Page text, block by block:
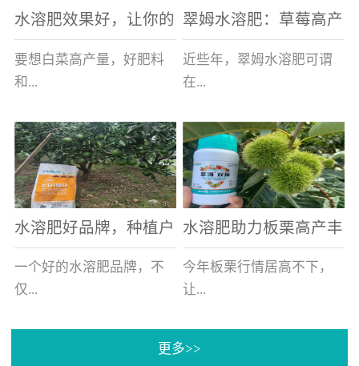
结等原因，导致土壤差，
作物根系...
大棚里忙碌。为什么窦大
哥家的草...
水溶肥效果好，让你的
白菜增产不是问题
要想白菜高产量，好肥料
和...
好的技术管理缺一不可，
相信广大白菜种植户们都
深有体会。今天就一起来
看看，什么样的水溶肥可
以让你的...
翠姆水溶肥：草莓高产
的好帮手
近些年，翠姆水溶肥可谓
在...
河北草莓区域话题不减，
不但在草莓上表现效果明
显，使用的种植户更是越
来越多。今天，借此机
会，一起来...
水溶肥好品牌，种植户
纷纷为“翠姆“点赞
一个好的水溶肥品牌，不
仅...
帮助作物增产增收，更要
水溶肥助力板栗高产丰
产
今年板栗行情居高不下，
让...
许多板栗种植户都获得了
更多>>